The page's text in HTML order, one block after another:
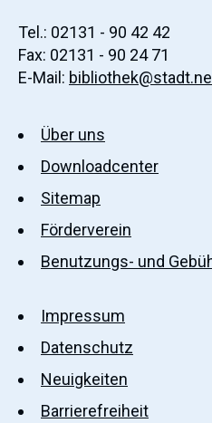
Tel.: 02131 - 90 42 42
Fax: 02131 - 90 24 71
E-Mail:
Über uns
Downloadcenter
Sitemap
Förderverein
Benutzungs- und
Impressum
Datenschutz
Neuigkeiten
Barrierefreiheit